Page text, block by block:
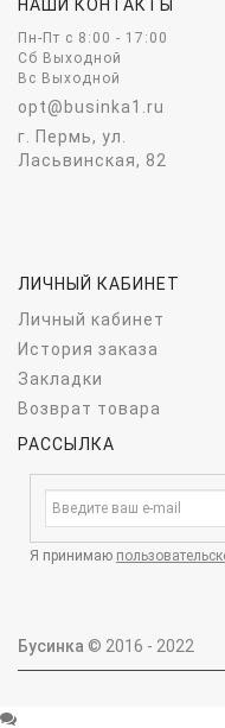
НАШИ КОНТАКТЫ
Пн-Пт c 8:00 - 17:00
Сб Выходной
Вс Выходной
opt@businka1.ru
г. Пермь, ул.
Ласьвинская, 82
ЛИЧНЫЙ КАБИНЕТ
Личный кабинет
История заказа
Закладки
Возврат товара
РАССЫЛКА
Я принимаю
Бусинка © 2016 - 2022